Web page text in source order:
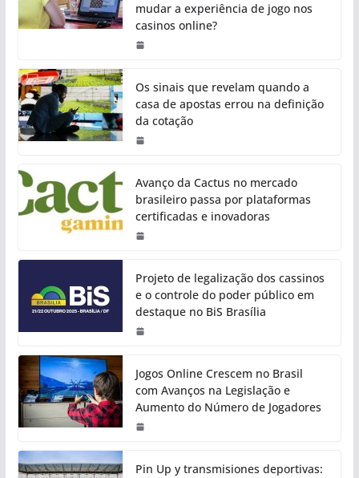
mudar a experiência de jogo nos
casinos online?
Os sinais que revelam quando a
casa de apostas errou na definição
da cotação
Avanço da Cactus no mercado
brasileiro passa por plataformas
certificadas e inovadoras
Projeto de legalização dos cassinos
e o controle do poder público em
destaque no BiS Brasília
Jogos Online Crescem no Brasil
com Avanços na Legislação e
Aumento do Número de Jogadores
Pin Up y transmisiones deportivas: